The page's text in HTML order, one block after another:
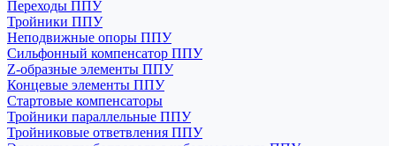
Переходы ППУ
Тройники ППУ
Неподвижные опоры ППУ
Cильфонный компенсатор ППУ
Z-образные элементы ППУ
Концевые элементы ППУ
Стартовые компенсаторы
Тройники параллельные ППУ
Тройниковые ответвления ППУ